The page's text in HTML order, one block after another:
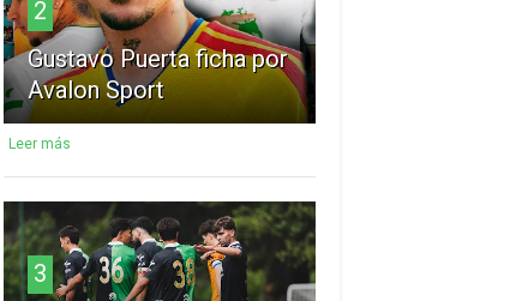
2
Gustavo Puerta ficha por
Avalon Sport
Leer más
3